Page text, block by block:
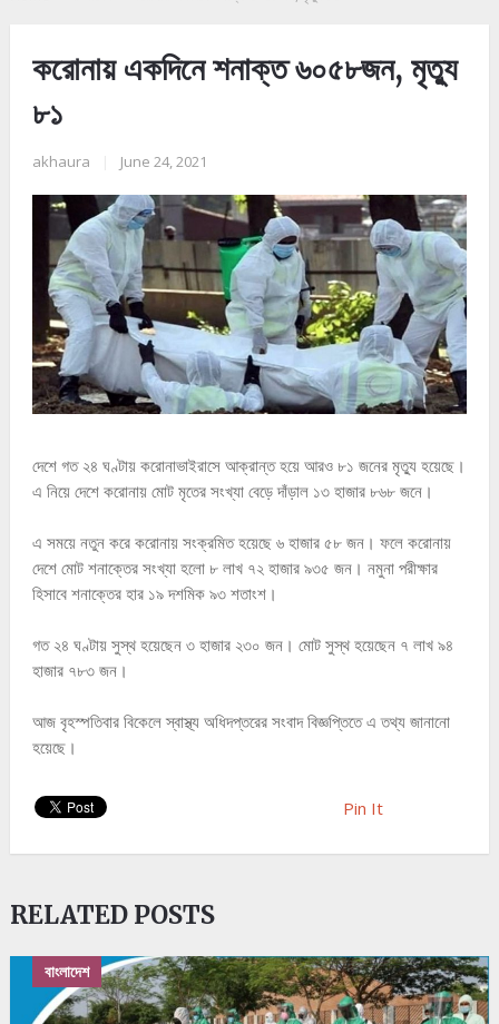
করোনায় একদিনে শনাক্ত ৬০৫৮জন, মৃত্যু
৮১
akhaura June 24, 2021
দেশে গত ২৪ ঘণ্টায় করোনাভাইরাসে আক্রান্ত হয়ে আরও ৮১ জনের মৃত্যু হয়েছে।
এ নিয়ে দেশে করোনায় মোট মৃতের সংখ্যা বেড়ে দাঁড়াল ১৩ হাজার ৮৬৮ জনে।
এ সময়ে নতুন করে করোনায় সংক্রমিত হয়েছে ৬ হাজার ৫৮ জন। ফলে করোনায়
দেশে মোট শনাক্তের সংখ্যা হলো ৮ লাখ ৭২ হাজার ৯৩৫ জন। নমুনা পরীক্ষার
হিসাবে শনাক্তের হার ১৯ দশমিক ৯৩ শতাংশ।
গত ২৪ ঘণ্টায় সুস্থ হয়েছেন ৩ হাজার ২৩০ জন। মোট সুস্থ হয়েছেন ৭ লাখ ৯৪
হাজার ৭৮৩ জন।
আজ বৃহস্পতিবার বিকেলে স্বাস্থ্য অধিদপ্তরের সংবাদ বিজ্ঞপ্তিতে এ তথ্য জানানো
হয়েছে।
Pin It
RELATED POSTS
বাংলাদেশ